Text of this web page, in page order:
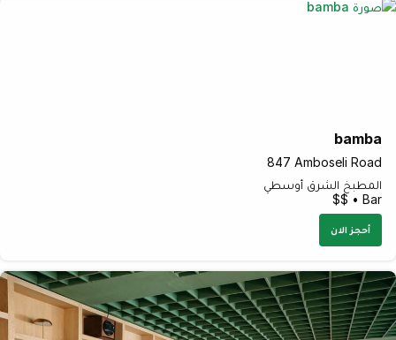
bamba
847 Amboseli Road
المطبخ الشرق أوسطي
Bar • $$
أحجز الان